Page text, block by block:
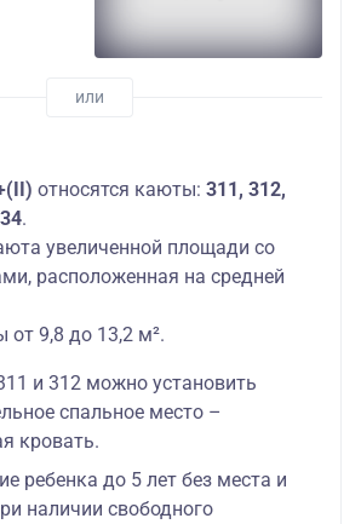
относятся каюты: 311, 312,
.
увеличенной площади со
расположенная на средней
9,8 до 13,2 м².
и 312 можно установить
спальное место –
кровать.
ребенка до 5 лет без места и
наличии свободного